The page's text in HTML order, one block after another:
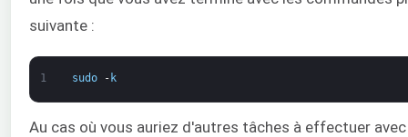
suivante :
1 sudo - k
Au cas où vous auriez d'autres tâches à effectuer